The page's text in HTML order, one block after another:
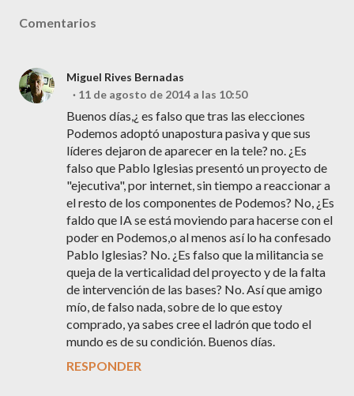
Comentarios
Miguel Rives Bernadas
11 de agosto de 2014 a las 10:50
Buenos días,¿ es falso que tras las elecciones
Podemos adoptó unapostura pasiva y que sus
líderes dejaron de aparecer en la tele? no. ¿Es
falso que Pablo Iglesias presentó un proyecto de
"ejecutiva", por internet, sin tiempo a reaccionar a
el resto de los componentes de Podemos? No, ¿Es
faldo que IA se está moviendo para hacerse con el
poder en Podemos,o al menos así lo ha confesado
Pablo Iglesias? No. ¿Es falso que la militancia se
queja de la verticalidad del proyecto y de la falta
de intervención de las bases? No. Así que amigo
mío, de falso nada, sobre de lo que estoy
comprado, ya sabes cree el ladrón que todo el
mundo es de su condición. Buenos días.
RESPONDER